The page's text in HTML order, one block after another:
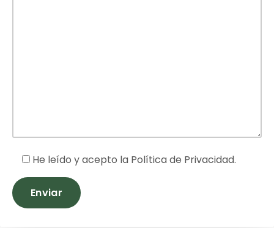
He leído y acepto la Política de Privacidad.